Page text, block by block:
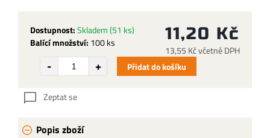
Dostupnost:Skladem(51 ks)
Balící množství: 100 ks 11,20 Kč
13,55 Kč včetně DPH
Přidat do košíku
Zeptat se
Popis zboží